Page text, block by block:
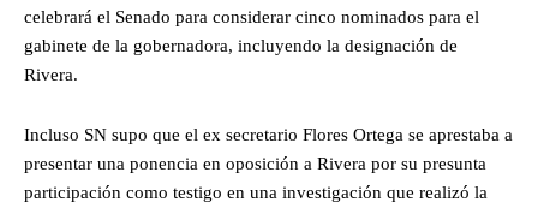
celebrará el Senado para considerar cinco nominados para el
gabinete de la gobernadora, incluyendo la designación de
Rivera.
Incluso SN supo que el ex secretario Flores Ortega se aprestaba a
presentar una ponencia en oposición a Rivera por su presunta
participación como testigo en una investigación que realizó la